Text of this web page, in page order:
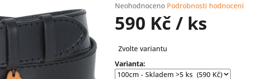
Průměrné
hodnocení
produktu
0,0
5
hvězdiček.
Neohodnoceno Podrobnosti hodnocení
590 Kč / ks
cena:
Zvolte variantu
Varianta: